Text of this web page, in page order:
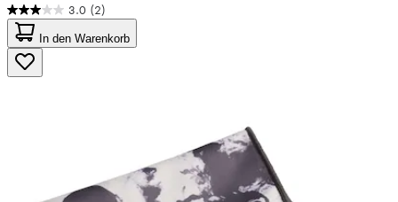
3.0 (2)
3.0
von
5
Sternen.
2
In den Warenkorb